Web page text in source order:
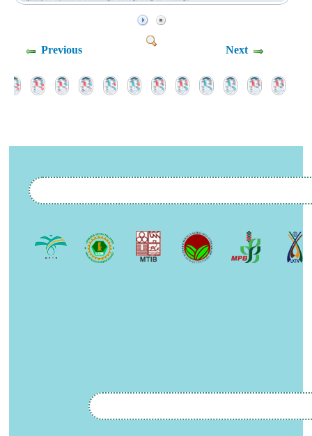
Previous Next